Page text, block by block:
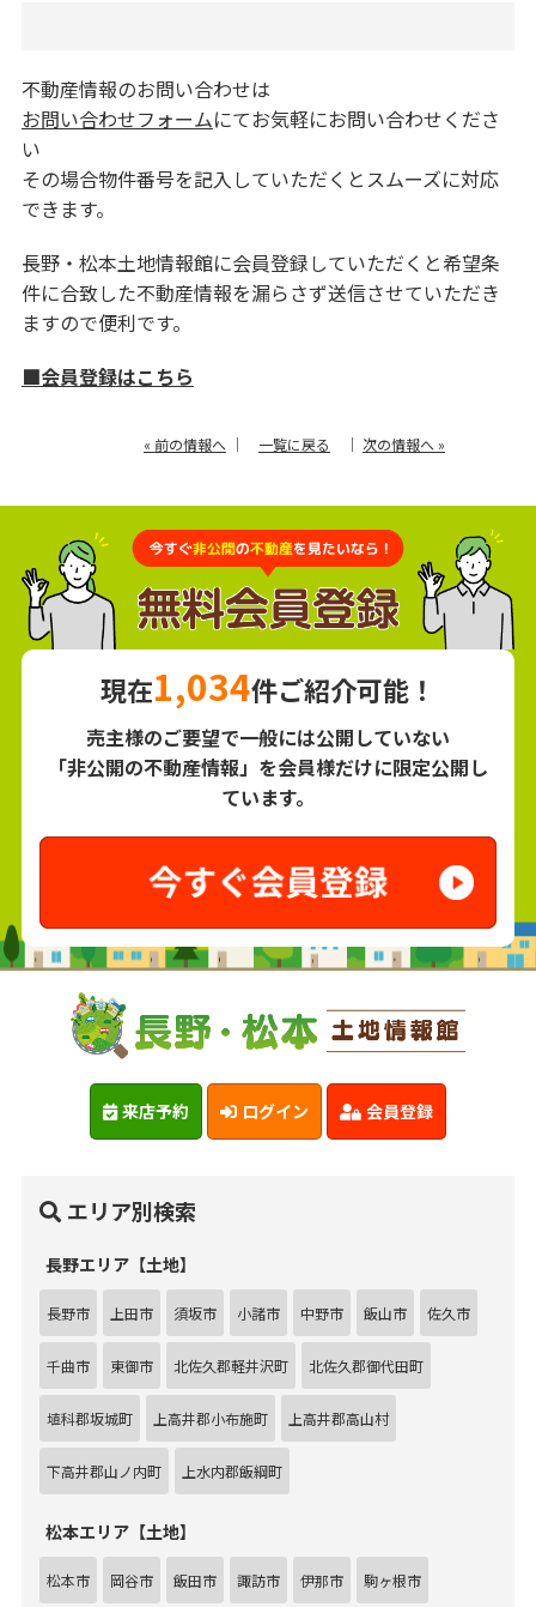
不動産情報のお問い合わせは
お問い合わせフォームにてお気軽にお問い合わせくださ
い
その場合物件番号を記入していただくとスムーズに対応
できます。
長野・松本土地情報館に会員登録していただくと希望条
件に合致した不動産情報を漏らさず送信させていただき
ますので便利です。
■会員登録はこちら
« 前の情報へ ｜ 一覧に戻る ｜ 次の情報へ »
現在1,034件ご紹介可能！
売主様のご要望で一般には公開していない
「非公開の不動産情報」を会員様だけに限定公開し
ています。
来店予約 ログイン 会員登録
エリア別検索
長野エリア【土地】
長野市 上田市 須坂市 小諸市 中野市 飯山市 佐久市
千曲市 東御市 北佐久郡軽井沢町 北佐久郡御代田町
埴科郡坂城町 上高井郡小布施町 上高井郡高山村
下高井郡山ノ内町 上水内郡飯綱町
松本エリア【土地】
松本市 岡谷市 飯田市 諏訪市 伊那市 駒ヶ根市